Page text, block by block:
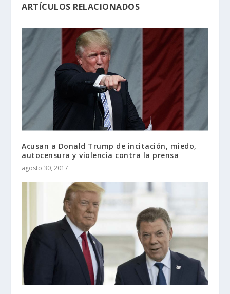
ARTÍCULOS RELACIONADOS
Acusan a Donald Trump de incitación, miedo,
autocensura y violencia contra la prensa
agosto 30, 2017